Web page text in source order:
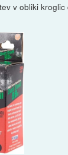
v obliki